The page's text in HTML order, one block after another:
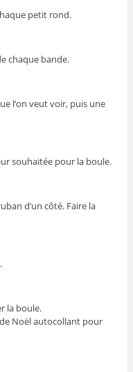
petit rond.
chaque bande.
l’on veut voir, puis une
souhaitée pour la boule.
d’un côté. Faire la
la boule.
Noël autocollant pour